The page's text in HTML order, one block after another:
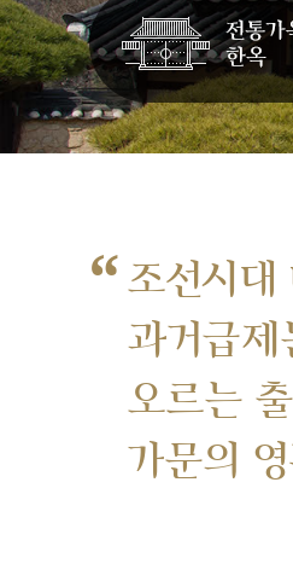
“조선시대
과거급제
오르는
가문의